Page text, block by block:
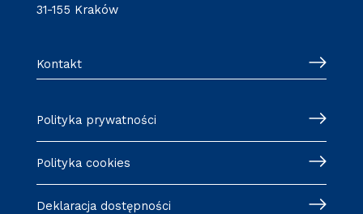
31-155 Kraków
Kontakt
Polityka prywatności
Polityka cookies
Deklaracja dostępności